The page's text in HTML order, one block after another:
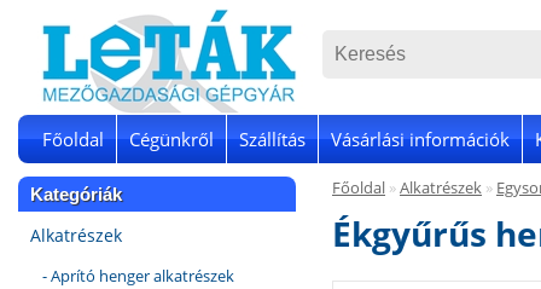
Főoldal Cégünkről Szállítás Vásárlási információk
Kategóriák
Alkatrészek
- Aprító henger alkatrészek
Főoldal »Alkatrészek »
Ékgyűrűs